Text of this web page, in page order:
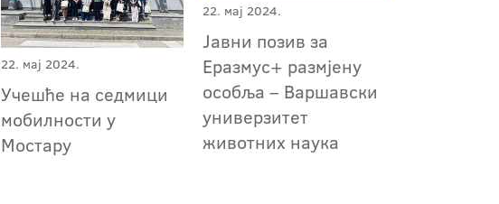
22. мај 2024.
Учешће на седмици
мобилности у
Мостару
22. мај 2024.
Јавни позив за
Еразмус+ размјену
особља – Варшавски
универзитет
животних наука